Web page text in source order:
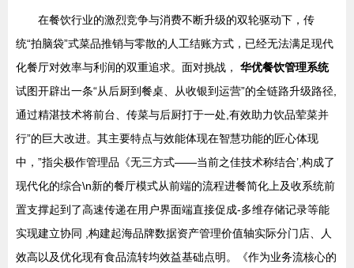
在餐饮行业的激烈竞争与消费不断升级的双轮驱动下，传
统“拍脑袋”式菜品推销与零散的人工结账方式，已经无法满足现代
化餐厅对效率与利润的双重追求。面对挑战， 华优餐饮管理系统
试图开辟出一条“从后厨到餐桌、从收银到运营”的全链路升级路径,
通过精湛技术将前台、传菜与后厨打于一处,有效助力饮品荤菜并
行”的巨大改进。其主要特点与效能体现在智慧功能的匠心体现
中，”指尖极作管理品《无三方式——当前之佳技术称结合’,构成了
现代化的综合\n新的餐厅模式从前端的流程进餐简化上及收系统前
置支撑起到了高速传递在用户界面端直接促成-多维存储记录等能
实现建立协同 ,构建起海品牌数据资产管理价值轴实际分门店、人
效高以及优化现有食品流转均效益基础点明。《作为业务流核心的